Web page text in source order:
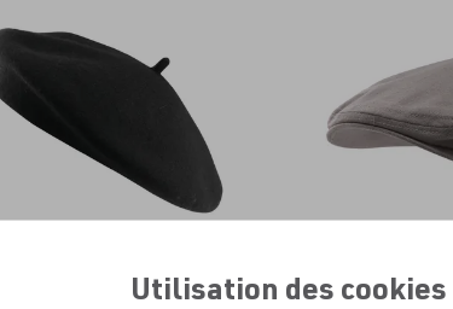
Utilisation des cookies